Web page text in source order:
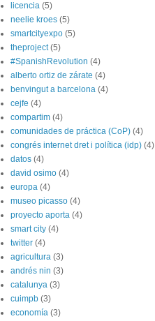
licencia (5)
neelie kroes (5)
smartcityexpo (5)
theproject (5)
#SpanishRevolution (4)
alberto ortiz de zárate (4)
benvingut a barcelona (4)
cejfe (4)
compartim (4)
comunidades de práctica (CoP) (4)
congrés internet dret i política (idp) (4)
datos (4)
david osimo (4)
europa (4)
museo picasso (4)
proyecto aporta (4)
smart city (4)
twitter (4)
agricultura (3)
andrés nin (3)
catalunya (3)
cuimpb (3)
economía (3)